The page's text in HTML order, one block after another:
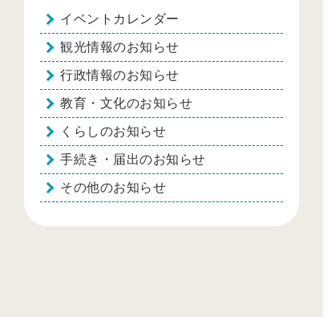
イベントカレンダー
観光情報のお知らせ
行政情報のお知らせ
教育・文化のお知らせ
くらしのお知らせ
手続き・届出のお知らせ
その他のお知らせ